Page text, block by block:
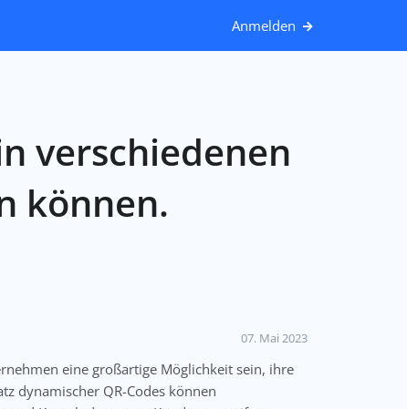
Anmelden
verschiedenen
können.
07. Mai 2023
eine großartige Möglichkeit sein, ihre
dynamischer QR-Codes können